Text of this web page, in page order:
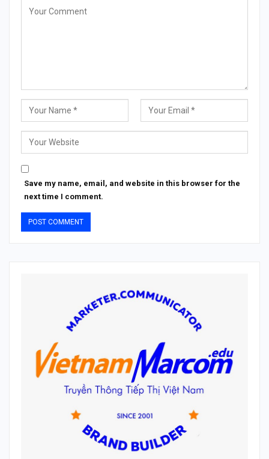
Save my name, email, and website in this browser for the
next time I comment.